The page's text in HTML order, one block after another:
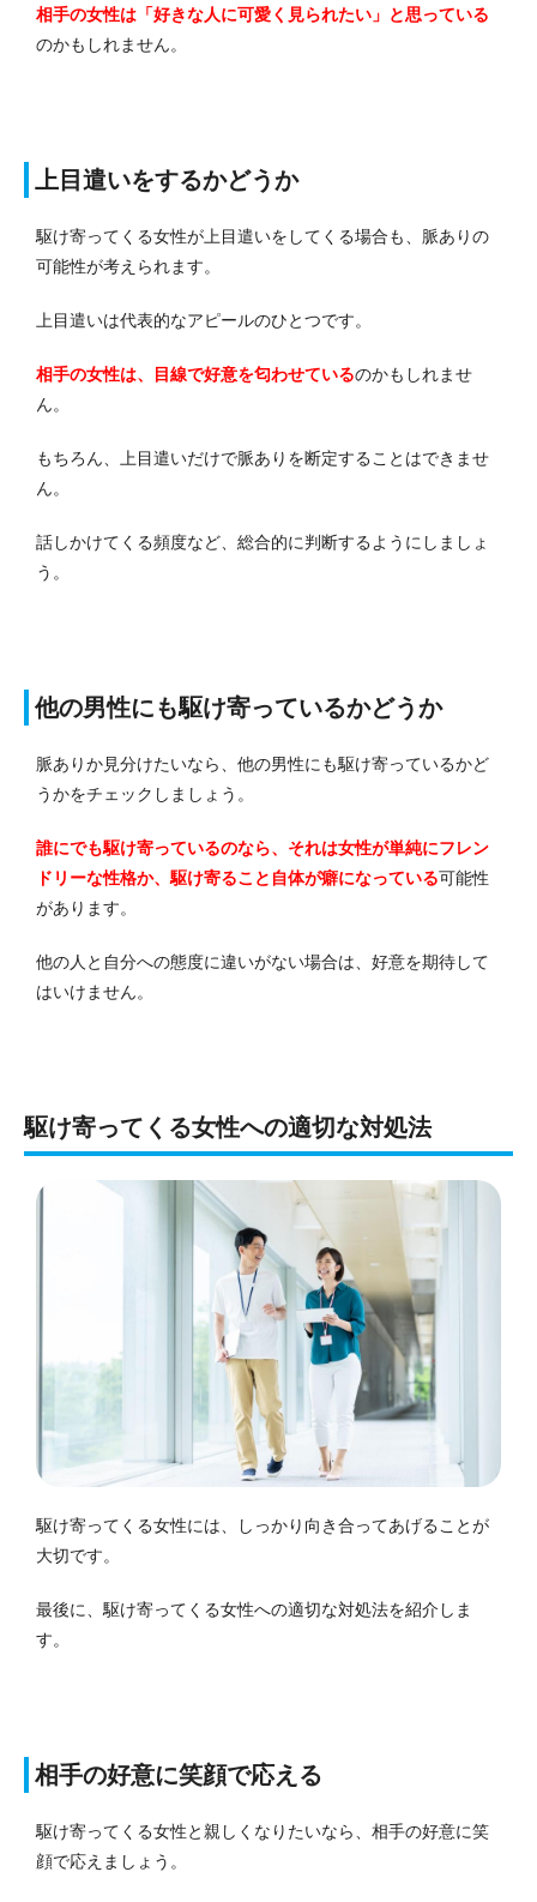
相手の女性は「好きな人に可愛く見られたい」と思っている
のかもしれません。
上目遣いをするかどうか
駆け寄ってくる女性が上目遣いをしてくる場合も、脈ありの
可能性が考えられます。
上目遣いは代表的なアピールのひとつです。
相手の女性は、目線で好意を匂わせているのかもしれませ
ん。
もちろん、上目遣いだけで脈ありを断定することはできませ
ん。
話しかけてくる頻度など、総合的に判断するようにしましょ
う。
他の男性にも駆け寄っているかどうか
脈ありか見分けたいなら、他の男性にも駆け寄っているかど
うかをチェックしましょう。
誰にでも駆け寄っているのなら、それは女性が単純にフレン
ドリーな性格か、駆け寄ること自体が癖になっている可能性
があります。
他の人と自分への態度に違いがない場合は、好意を期待して
はいけません。
駆け寄ってくる女性への適切な対処法
駆け寄ってくる女性には、しっかり向き合ってあげることが
大切です。
最後に、駆け寄ってくる女性への適切な対処法を紹介しま
す。
相手の好意に笑顔で応える
駆け寄ってくる女性と親しくなりたいなら、相手の好意に笑
顔で応えましょう。